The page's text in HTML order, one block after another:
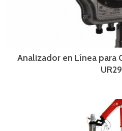
Analizador en Línea para